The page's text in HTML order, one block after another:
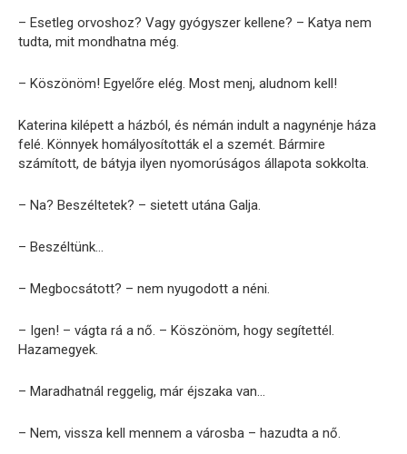
– Esetleg orvoshoz? Vagy gyógyszer kellene? – Katya nem
tudta, mit mondhatna még.
– Köszönöm! Egyelőre elég. Most menj, aludnom kell!
Katerina kilépett a házból, és némán indult a nagynénje háza
felé. Könnyek homályosították el a szemét. Bármire
számított, de bátyja ilyen nyomorúságos állapota sokkolta.
– Na? Beszéltetek? – sietett utána Galja.
– Beszéltünk…
– Megbocsátott? – nem nyugodott a néni.
– Igen! – vágta rá a nő. – Köszönöm, hogy segítettél.
Hazamegyek.
– Maradhatnál reggelig, már éjszaka van…
– Nem, vissza kell mennem a városba – hazudta a nő.